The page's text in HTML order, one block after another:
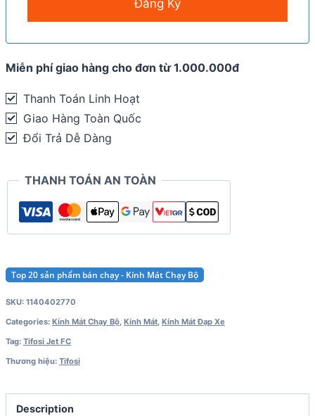
Miễn phí giao hàng cho đơn từ 1.000.000đ
Thanh Toán Linh Hoạt
Giao Hàng Toàn Quốc
Đổi Trả Dễ Dàng
THANH TOÁN AN TOÀN
Top 20 sản phẩm bán chạy - Kính Mát Chạy Bộ
SKU: 1140402770
Categories: Kính Mát Chạy Bộ, Kính Mát, Kính Mát Đạp Xe
Tag: Tifosi Jet FC
Thương hiệu: Tifosi
Description